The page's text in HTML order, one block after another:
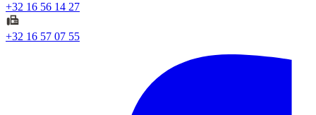
+32 16 56 14 27
+32 16 57 07 55